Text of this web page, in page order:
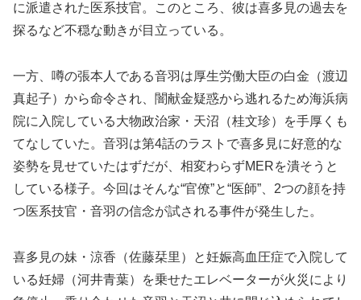
に派遣された医系技官。このところ、彼は喜多見の過去を
探るなど不穏な動きが目立っている。
一方、噂の張本人である音羽は厚生労働大臣の白金（渡辺
真起子）から命令され、闇献金疑惑から逃れるため海浜病
院に入院している大物政治家・天沼（桂文珍）を手厚くも
てなしていた。音羽は第4話のラストで喜多見に好意的な
姿勢を見せていたはずだが、相変わらずMERを潰そうと
している様子。今回はそんな“官僚”と“医師”、2つの顔を持
つ医系技官・音羽の信念が試される事件が発生した。
喜多見の妹・涼香（佐藤栞里）と妊娠高血圧症で入院して
いる妊婦（河井青葉）を乗せたエレベーターが火災により